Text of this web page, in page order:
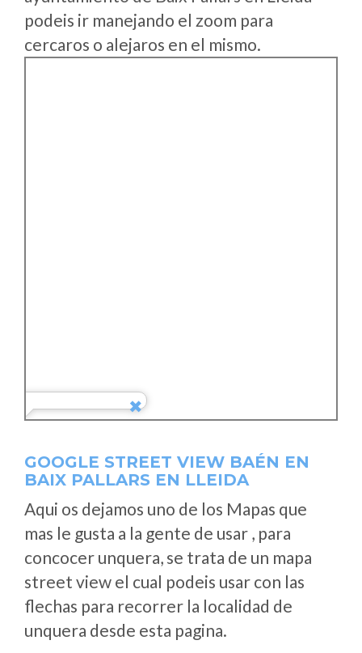
podeis ir manejando el zoom para
cercaros o alejaros en el mismo.
GOOGLE STREET VIEW BAÉN EN
BAIX PALLARS EN LLEIDA
Aqui os dejamos uno de los Mapas que
mas le gusta a la gente de usar , para
concocer unquera, se trata de un mapa
street view el cual podeis usar con las
flechas para recorrer la localidad de
unquera desde esta pagina.